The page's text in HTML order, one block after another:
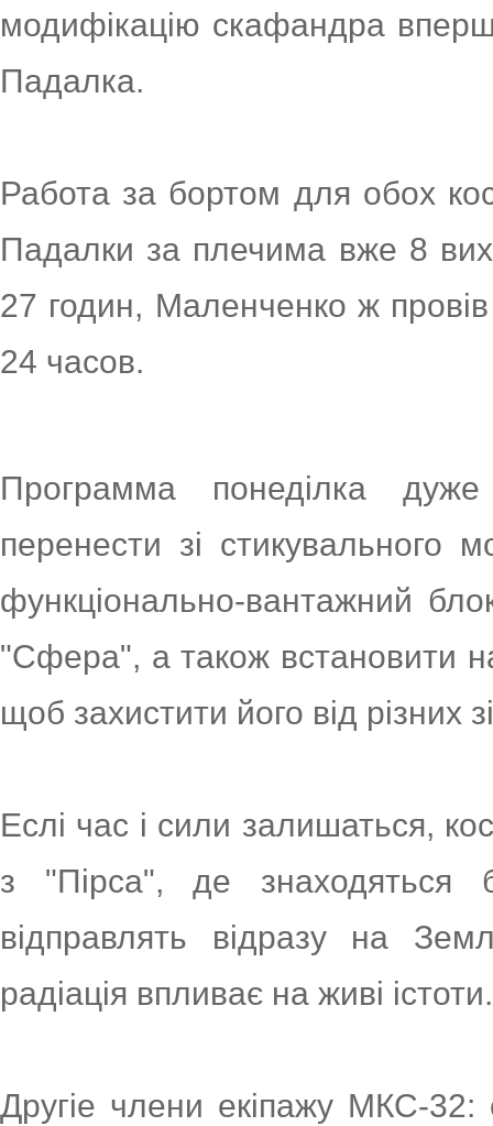
модифікацію скафандра
Падалка.
Работа за бортом для обох
Падалки за плечима вже 8
27 годин, Маленченко ж
24 часов.
Программа понеділка
перенести зі стикувального
функціонально-вантажний
"Сфера", а також встановити
щоб захистити його від різних
Еслі час і сили залишаться,
з "Пірса", де знаходяться
відправлять відразу на
радіація впливає на живі істоти.
Другіе члени екіпажу МКС-32: